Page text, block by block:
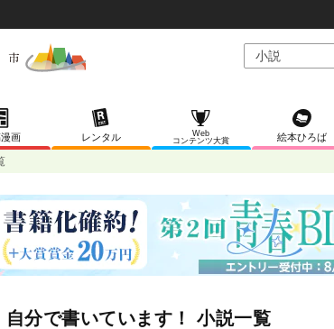
画 レンタル
Web
コンテンツ大賞
絵本ひろば
自分で書いています！ 小説一覧